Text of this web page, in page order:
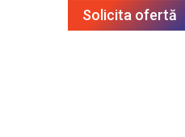
Solicita ofertă